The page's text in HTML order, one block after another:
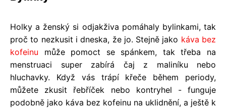
Holky a ženský si odjakživa pomáhaly bylinkami, tak
proč to nezkusit i dneska, že jo. Stejně jako káva bez
kofeinu může pomoct se spánkem, tak třeba na
menstruaci super zabírá čaj z maliníku nebo
hluchavky. Když vás trápí křeče během periody,
můžete zkusit řebříček nebo kontryhel - funguje
podobně jako káva bez kofeinu na uklidnění, a ještě k